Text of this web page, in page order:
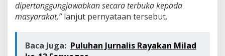
dipertanggungjawabkan secara terbuka kepada
masyarakat,”lanjut pernyataan tersebut.
Baca Juga: Puluhan Jurnalis Rayakan Milad